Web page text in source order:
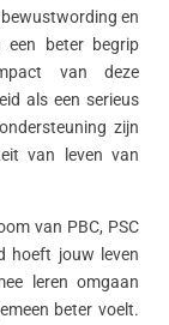
en
een beter begrip
van deze
als een serieus
zijn
van leven van
van PBC, PSC
hoeft jouw leven
leren omgaan
beter voelt.